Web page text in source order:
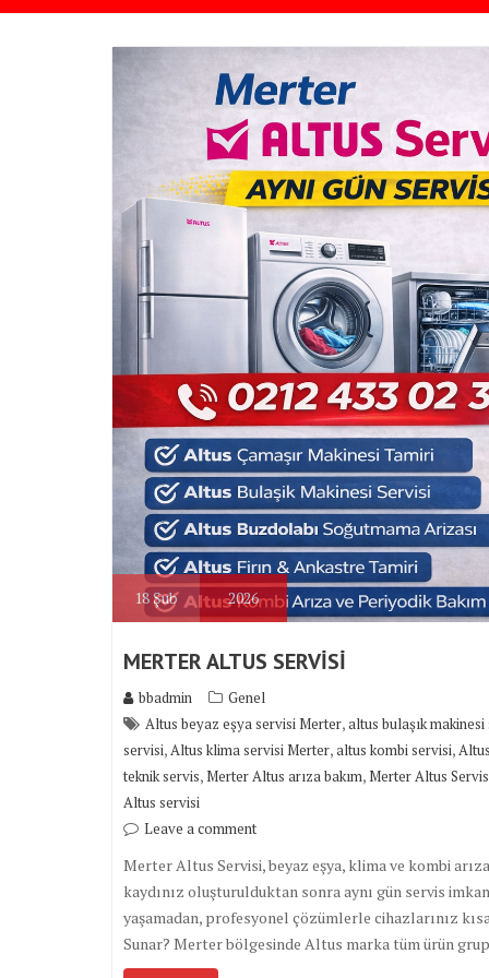
18 Şub 2026
MERTER ALTUS SERVİSİ
bbadmin
Genel
Altus beyaz eşya servisi Merter,altus bulaşık
servisi,Altus klima servisi Merter,altus kombi servisi,
teknik servis,Merter Altus arıza bakım,Merter Altus
Altus servisi
Leave a comment
Merter Altus Servisi, beyaz eşya, klima ve kombi
kaydınız oluşturulduktan sonra aynı gün servis
yaşamadan, profesyonel çözümlerle cihazlarınız
Sunar? Merter bölgesinde Altus marka tüm ürün